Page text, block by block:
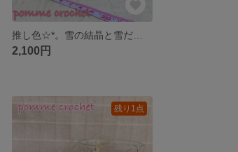
2,100円
残り1点